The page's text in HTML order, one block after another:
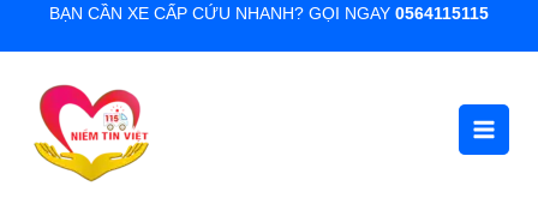
BẠN CẦN XE CẤP CỨU NHANH? GỌI NGAY 0564115115